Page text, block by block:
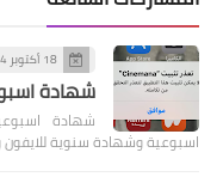
18 أكتوبر 2024
شهادة
شهادة
اسبوعية وشهادة سنوية للايفون